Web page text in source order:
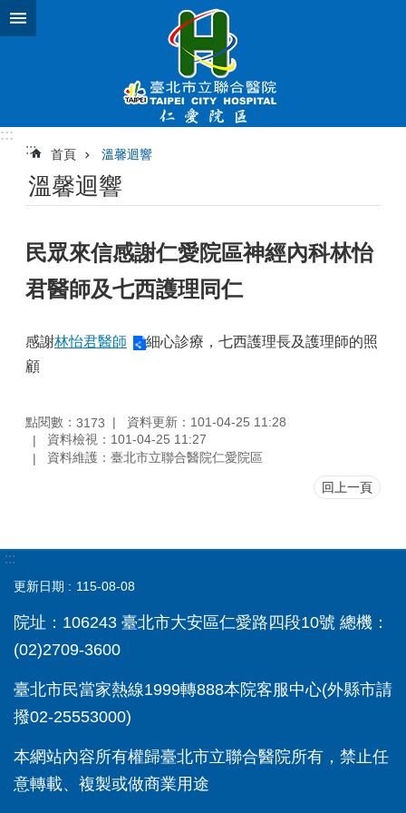
跳到主要內容區塊
:::
:::
首頁 溫馨迴響
溫馨迴響
民眾來信感謝仁愛院區神經內科林怡
君醫師及七西護理同仁
感謝林怡君醫師
細心診療，七西護理長及護理師的照
顧
點閱數： 3173
資料更新：101-04-25 11:28
資料檢視：101-04-25 11:27
資料維護：臺北市立聯合醫院仁愛院區
回上一頁
:::
更新日期 115-08-08
院址：106243 臺北市大安區仁愛路四段10號 總機：
(02)2709-3600
臺北市民當家熱線1999轉888本院客服中心(外縣市請
撥02-25553000)
本網站內容所有權歸臺北市立聯合醫院所有，禁止任
意轉載、複製或做商業用途